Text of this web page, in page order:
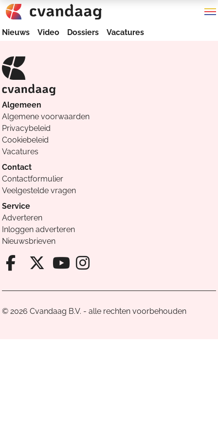
Nieuws Video Dossiers Vacatures
Algemeen
Algemene voorwaarden
Privacybeleid
Cookiebeleid
Vacatures
Contact
Contactformulier
Veelgestelde vragen
Service
Adverteren
Inloggen adverteren
Nieuwsbrieven
Facebook van Cvandaag
X van Cvandaag
Instagram van
© 2026 Cvandaag B.V. - alle rechten voorbehouden